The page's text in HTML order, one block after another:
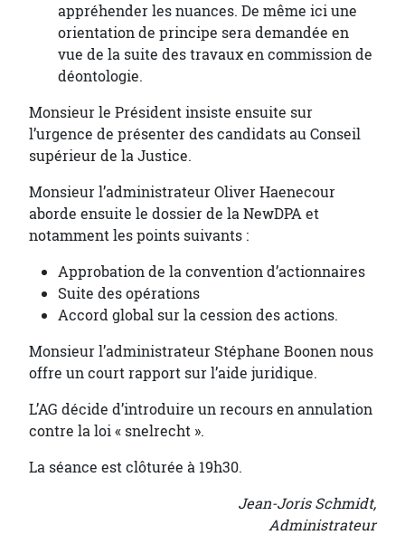
appréhender les nuances. De même ici une
orientation de principe sera demandée en
vue de la suite des travaux en commission de
déontologie.
Monsieur le Président insiste ensuite sur
l’urgence de présenter des candidats au Conseil
supérieur de la Justice.
Monsieur l’administrateur Oliver Haenecour
aborde ensuite le dossier de la NewDPA et
notamment les points suivants :
Approbation de la convention d’actionnaires
Suite des opérations
Accord global sur la cession des actions.
Monsieur l’administrateur Stéphane Boonen nous
offre un court rapport sur l’aide juridique.
L’AG décide d’introduire un recours en annulation
contre la loi « snelrecht ».
La séance est clôturée à 19h30.
Jean-Joris Schmidt,
Administrateur